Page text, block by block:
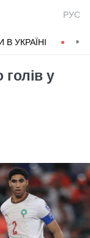
РУС
УКРАЇНІ
у